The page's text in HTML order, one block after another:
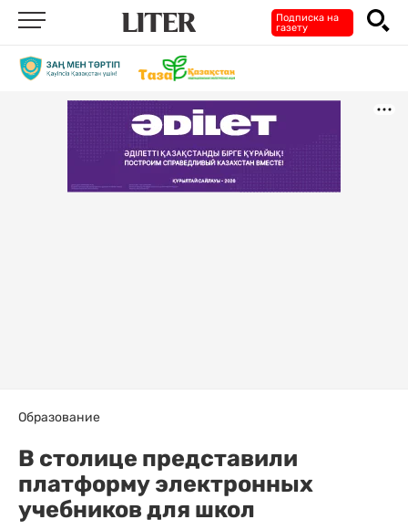
Подписка на
газету
Образование
В столице представили
платформу электронных
учебников для школ